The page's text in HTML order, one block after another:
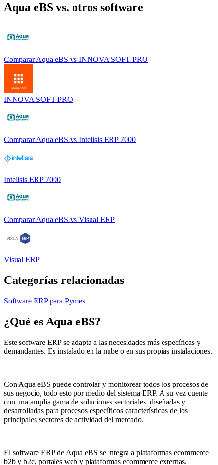
Aqua eBS vs. otros software
Comparar Aqua eBS vs INNOVA SOFT PRO
INNOVA SOFT PRO
Comparar Aqua eBS vs Intelisis ERP 7000
Intelisis ERP 7000
Comparar Aqua eBS vs Visual ERP
Visual ERP
Categorías relacionadas
Software ERP para Pymes
¿Qué es Aqua eBS?
Este software ERP se adapta a las necesidades más específicas y
demandantes. Es instalado en la nube o en sus propias instalaciones.
Con Aqua eBS puede controlar y monitorear todos los procesos de
sus negocio, todo esto por medio del sistema ERP. A su vez cuente
con una amplia gama de soluciones sectoriales, diseñadas y
desarrolladas para procesos específicos característicos de los
principales sectores de actividad del mercado.
El software ERP de Aqua eBS se integra a plataformas ecommerce
b2b y b2c, portales web y plataformas ecommerce externas.